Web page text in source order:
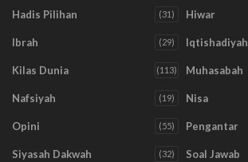
Hadis Pilihan (31) Hiwar
Ibrah (29) Iqtishadiyah
Kilas Dunia (113) Muhasabah
Nafsiyah (19) Nisa
Opini (55) Pengantar
Siyasah Dakwah (32) Soal Jawab